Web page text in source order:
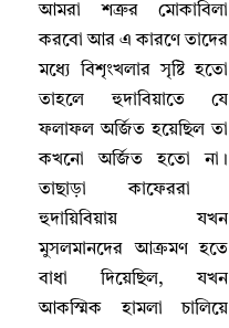
আমরা শত্রুর মোকাবিলা
করবো আর এ কারণে তাদের
মধ্যে বিশৃংখলার সৃষ্টি হতো
তাহলে হুদাবিয়াতে যে
ফলাফল অর্জিত হয়েছিল তা
কখনো অর্জিত হতো না ।
তাছাড়া কাফেররা
হুদায়িবিয়ায় যখন
মুসলমানদের আক্রমণ হতে
বাধা দিয়েছিল,যখন
আকস্মিক হামলা চালিয়ে